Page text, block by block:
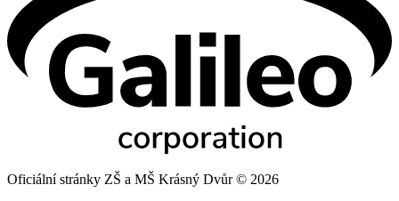
Oficiální stránky ZŠ a MŠ Krásný Dvůr © 2026